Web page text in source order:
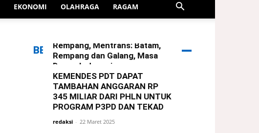
EKONOMI OLAHRAGA RAGAM
BERITA TERBARU
Rempang, Mentrans: Batam,
Rempang dan Galang, Masa
Depan Indonesia
redaksi - 29 Maret 2025
KEMENDES PDT DAPAT
TAMBAHAN ANGGARAN RP
345 MILIAR DARI PHLN UNTUK
PROGRAM P3PD DAN TEKAD
redaksi - 22 Maret 2025